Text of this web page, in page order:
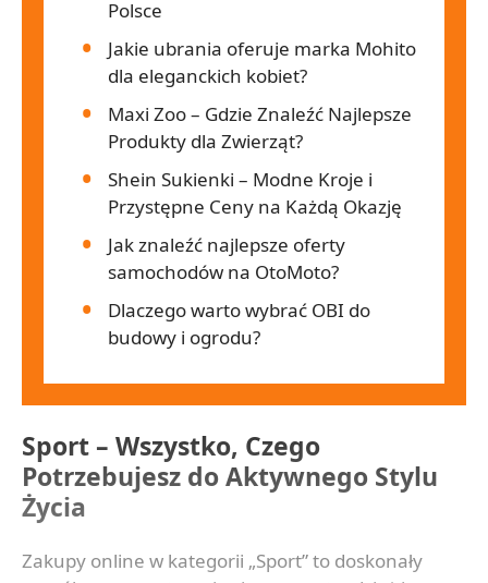
Polsce
Jakie ubrania oferuje marka Mohito
dla eleganckich kobiet?
Maxi Zoo – Gdzie Znaleźć Najlepsze
Produkty dla Zwierząt?
Shein Sukienki – Modne Kroje i
Przystępne Ceny na Każdą Okazję
Jak znaleźć najlepsze oferty
samochodów na OtoMoto?
Dlaczego warto wybrać OBI do
budowy i ogrodu?
Sport – Wszystko, Czego
Potrzebujesz do Aktywnego Stylu
Życia
Zakupy online w kategorii „Sport” to doskonały